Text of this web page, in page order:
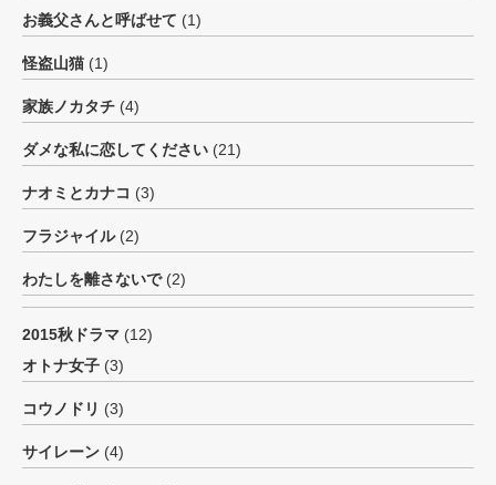
お義父さんと呼ばせて (1)
怪盗山猫 (1)
家族ノカタチ (4)
ダメな私に恋してください (21)
ナオミとカナコ (3)
フラジャイル(2)
わたしを離さないで(2)
2015秋ドラマ (12)
オトナ女子 (3)
コウノドリ (3)
サイレーン (4)